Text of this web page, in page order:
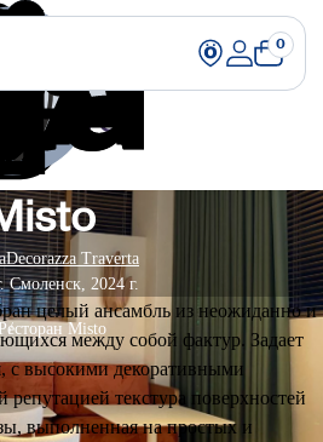
0
Ресторан Misto
Decorazza Traverta
Смоленск, 2024 г.
целый ансамбль из неожиданно и
между собой фактур. Задает
с высокими декоративными
текстура поверхностей
выполненная на простых и